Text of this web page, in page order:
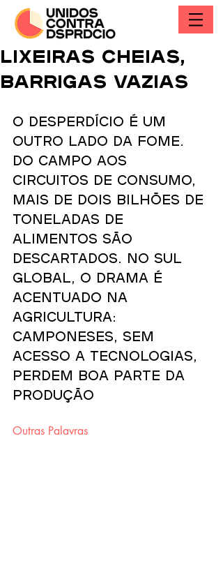
Lixeiras cheias,
barrigas vazias
O desperdício é um
outro lado da fome.
Do campo aos
circuitos de consumo,
mais de dois bilhões de
toneladas de
alimentos são
descartados. No Sul
global, o drama é
acentuado na
agricultura:
camponeses, sem
acesso a tecnologias,
perdem boa parte da
produção
Outras Palavras